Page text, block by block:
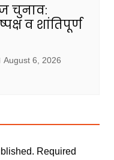
चुनाव:
व शांतिपूर्ण
August 6, 2026
Required